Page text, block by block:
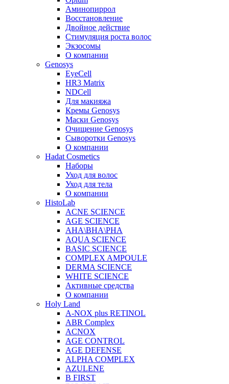
Аминопиррол
Восстановление
Двойное действие
Стимуляция роста волос
Экзосомы
О компании
Genosys
EyeCell
HR3 Matrix
NDCell
Для макияжа
Кремы Genosys
Маски Genosys
Очищение Genosys
Сыворотки Genosys
О компании
Hadat Cosmetics
Наборы
Уход для волос
Уход для тела
О компании
HistoLab
ACNE SCIENCE
AGE SCIENCE
AHA\BHA\PHA
AQUA SCIENCE
BASIC SCIENCE
COMPLEX AMPOULE
DERMA SCIENCE
WHITE SCIENCE
Активные средства
О компании
Holy Land
A-NOX plus RETINOL
ABR Complex
ACNOX
AGE CONTROL
AGE DEFENSE
ALPHA COMPLEX
AZULENE
B FIRST